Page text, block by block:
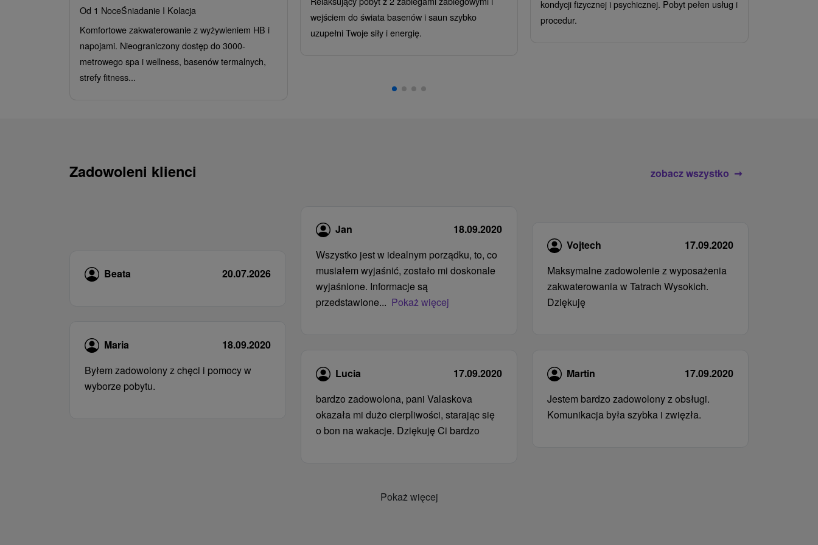
Od 1 NoceŚniadanie I Kolacja
Komfortowe zakwaterowanie z wyżywieniem HB i
napojami. Nieograniczony dostęp do 3000-
metrowego spa i wellness, basenów termalnych,
strefy fitness...
wejściem do świata basenów i saun szybko
uzupełni Twoje siły i energię.
kondycji fizycznej i psychicznej. Pobyt pełen usług i
procedur.
Zadowoleni klienci zobacz wszystko
Beata 20.07.2026
Maria
18.09.2020
Byłem zadowolony z chęci i pomocy w
wyborze pobytu.
Jan
18.09.2020
Wszystko jest w idealnym porządku, to, co
musiałem wyjaśnić, zostało mi doskonale
wyjaśnione. Informacje są
przedstawione... Pokaż więcej
Lucia
17.09.2020
bardzo zadowolona, ​​pani Valaskova
okazała mi dużo cierpliwości, starając się
o bon na wakacje. Dziękuję Ci bardzo
Vojtech
17.09.2020
Maksymalne zadowolenie z wyposażenia
zakwaterowania w Tatrach Wysokich.
Dziękuję
Martin
17.09.2020
Jestem bardzo zadowolony z obsługi.
Komunikacja była szybka i zwięzła.
Pokaż więcej